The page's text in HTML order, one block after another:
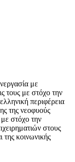
με
τους με στόχο την
περιφέρεια
της νεοφυούς
στόχο την
στους
της κοινωνικής